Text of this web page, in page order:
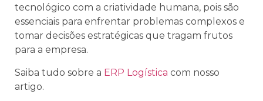
tecnológico com a criatividade humana, pois são
essenciais para enfrentar problemas complexos e
tomar decisões estratégicas que tragam frutos
para a empresa.
Saiba tudo sobre a ERP Logística com nosso
artigo.